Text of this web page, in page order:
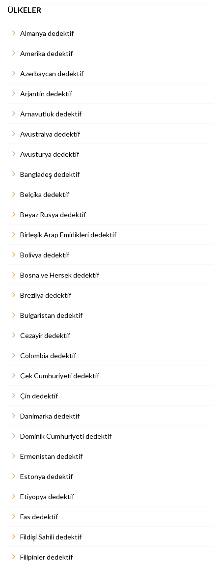
ÜLKELER
Almanya dedektif
Amerika dedektif
Azerbaycan dedektif
Arjantin dedektif
Arnavutluk dedektif
Avustralya dedektif
Avusturya dedektif
Bangladeş dedektif
Belçika dedektif
Beyaz Rusya dedektif
Birleşik Arap Emirlikleri dedektif
Bolivya dedektif
Bosna ve Hersek dedektif
Brezilya dedektif
Bulgaristan dedektif
Cezayir dedektif
Colombia dedektif
Çek Cumhuriyeti dedektif
Çin dedektif
Danimarka dedektif
Dominik Cumhuriyeti dedektif
Ermenistan dedektif
Estonya dedektif
Etiyopya dedektif
Fas dedektif
Fildişi Sahili dedektif
Filipinler dedektif